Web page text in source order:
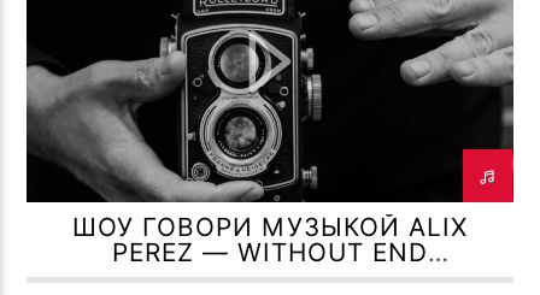
Я КРИЧУ В ПУСТОТУ
AFRO HOUSE GALAXY
TF6 Radio
ШОУ ГОВОРИ МУЗЫКОЙ ALIX
PEREZ — WITHOUT END
(SEPTEMBER)